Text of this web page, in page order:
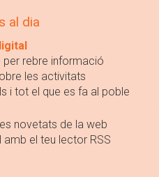
al dia
per rebre informació
les activitats
i tot el que es fa al poble
novetats de la web
amb el teu lector RSS